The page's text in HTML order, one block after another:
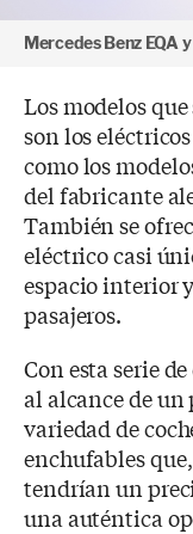
Mercedes Benz EQA y
Los modelos
son los
como los
del fabricante
También se
eléctrico casi
espacio interior
pasajeros.
Con esta serie
al alcance de
variedad de
enchufables
tendrían un
una auténtica